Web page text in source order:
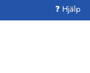
❓ Hjälp